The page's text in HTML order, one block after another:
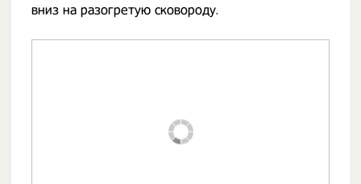
вниз на разогретую сковороду.